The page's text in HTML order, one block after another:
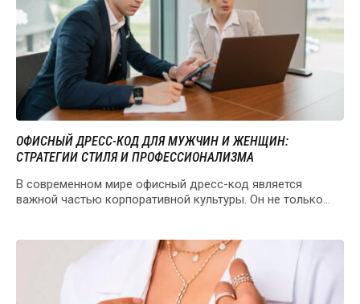
ОФИСНЫЙ ДРЕСС-КОД ДЛЯ МУЖЧИН И ЖЕНЩИН:
СТРАТЕГИИ СТИЛЯ И ПРОФЕССИОНАЛИЗМА
В современном мире офисный дресс-код является
важной частью корпоративной культуры. Он не только